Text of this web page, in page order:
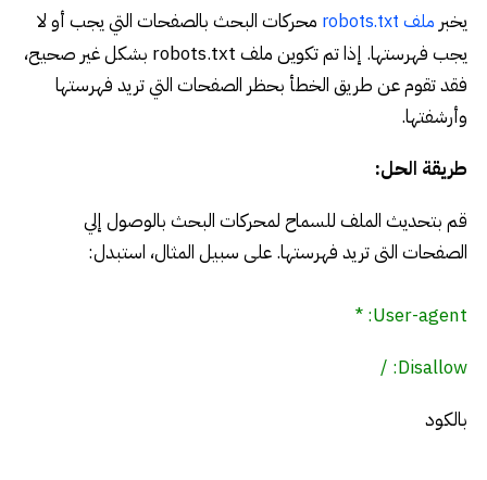
يخبر ملف robots.txt
محركات البحث بالصفحات التي يجب أو لا
يجب فهرستها. إذا تم تكوين ملف robots.txt بشكل غير صحيح،
فقد تقوم عن طريق الخطأ بحظر الصفحات التي تريد فهرستها
وأرشفتها.
طريقة الحل:
قم بتحديث الملف للسماح لمحركات البحث بالوصول إلي
الصفحات التى تريد فهرستها. على سبيل المثال، استبدل:
User-agent: *
Disallow: /
بالكود